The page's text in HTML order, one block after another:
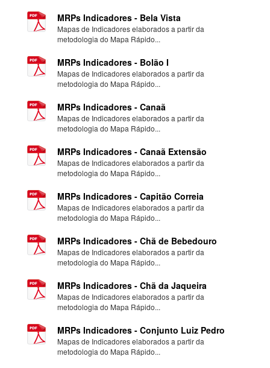
MRPs Indicadores - Bela Vista
Mapas de Indicadores elaborados a partir da
metodologia do Mapa Rápido...
MRPs Indicadores - Bolão I
Mapas de Indicadores elaborados a partir da
metodologia do Mapa Rápido...
MRPs Indicadores - Canaã
Mapas de Indicadores elaborados a partir da
metodologia do Mapa Rápido...
MRPs Indicadores - Canaã Extensão
Mapas de Indicadores elaborados a partir da
metodologia do Mapa Rápido...
MRPs Indicadores - Capitão Correia
Mapas de Indicadores elaborados a partir da
metodologia do Mapa Rápido...
MRPs Indicadores - Chã de Bebedouro
Mapas de Indicadores elaborados a partir da
metodologia do Mapa Rápido...
MRPs Indicadores - Chã da Jaqueira
Mapas de Indicadores elaborados a partir da
metodologia do Mapa Rápido...
MRPs Indicadores - Conjunto Luiz Pedro
Mapas de Indicadores elaborados a partir da
metodologia do Mapa Rápido...